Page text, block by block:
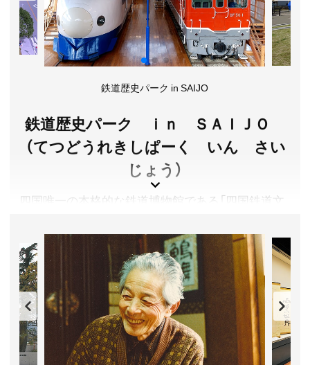
愛媛県今治市
入館料／一般310円、学生160円、高齢者(65歳以上)250
円、高校生以下または18歳未満 無料 ※企画展示は、企画
展示の都度、別に定めます。各種割引に関しては公式サ
開館時間／9:00～17:00(入館は16:30まで)
年始(12月29日～1月3日)
アクセス／詳しくは公式サイトをご確認ください。
所在地／愛媛県今治市宮窪町宮窪1285番地
お問い合わせ／0897-74-1065
今治市村上海賊ミュージアム 公式サイト
鉄道歴史パーク in SAIJO
鉄道歴史パーク ｉｎ ＳＡＩＪＯ
（てつどうれきしぱーく いん さい
じょう）
四国唯一の本格的な鉄道博物館である「四国鉄道文
記念館」、西条市の観光情報発信基地である「観光交
流センター」からなる施設です。
四国鉄道文化館では、車内に乗り込み運転士気分を
満喫できる「0系新幹線」や「ディーゼル機関車」等が
展示されている他、鉄道の一日を、ナレーションと照
明の変化で紹介する「大型鉄道ジオラマ」がありま
す。夜の演出はドラマチックで、おとなの方も楽し
める内容です。